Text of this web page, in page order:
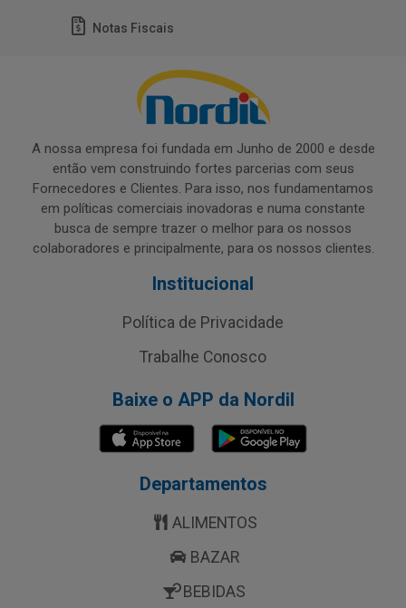
Notas Fiscais
A nossa empresa foi fundada em Junho de 2000 e desde
então vem construindo fortes parcerias com seus
Fornecedores e Clientes. Para isso, nos fundamentamos
em políticas comerciais inovadoras e numa constante
busca de sempre trazer o melhor para os nossos
colaboradores e principalmente, para os nossos clientes.
Institucional
Política de Privacidade
Trabalhe Conosco
Baixe o APP da Nordil
Departamentos
ALIMENTOS
BAZAR
BEBIDAS